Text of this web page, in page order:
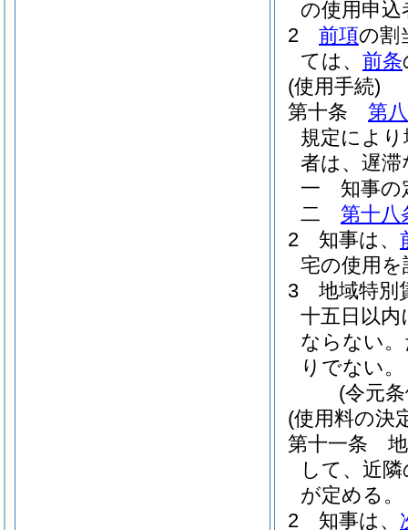
の使用申
2
前項の割
ては、 前条
(使用手続)
第十条
第
規定によ
者は、遅
一
知事
二
第十八
2
知事は、
宅の使用
3
地域特別
十五日以
ならない。
りでない。
(令元
(使用料の決
第十一条
して、近
が定める。
2
知事は、